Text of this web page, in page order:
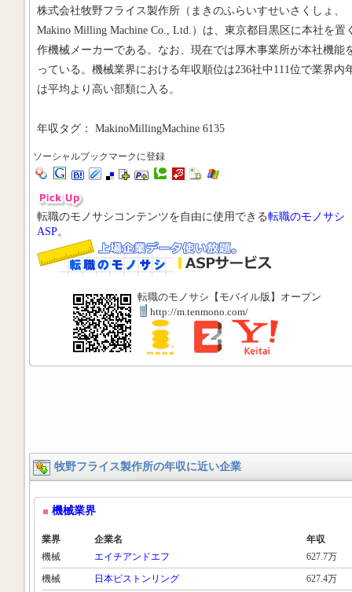
株式会社牧野フライス製作所（まきのふらいすせいさくしょ、
Makino Milling Machine Co., Ltd.）は、東京都目黒区に本社を置
作機械メーカーである。なお、現在では厚木事業所が本社機能
っている。機械業界における年収順位は236社中111位で業界内
は平均より高い部類に入る。
年収タグ： MakinoMillingMachine 6135
ソーシャルブックマークに登録
転職のモノサシコンテンツを自由に使用できる転職のモノサシ
ASP。
転職のモノサシ【モバイル版】オープン
http://m.tenmono.com/
牧野フライス製作所の年収に近い企業
機械業界
業界 企業名
年収
機械
エイチアンドエフ
627.7万
機械
日本ピストンリング
627.4万